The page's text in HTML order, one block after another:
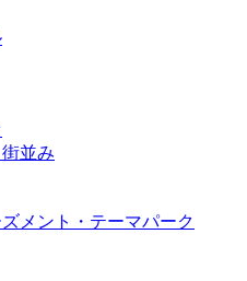
並み
メント・テーマパーク